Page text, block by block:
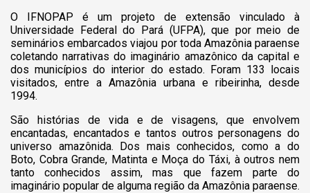
O IFNOPAP é um projeto de extensão vinculado à
Universidade Federal do Pará (UFPA), que por meio de
seminários embarcados viajou por toda Amazônia paraense
coletando narrativas do imaginário amazônico da capital e
dos municípios do interior do estado. Foram 133 locais
visitados, entre a Amazônia urbana e ribeirinha, desde
1994.
São histórias de vida e de visagens, que envolvem
encantadas, encantados e tantos outros personagens do
universo amazônida. Dos mais conhecidos, como a do
Boto, Cobra Grande, Matinta e Moça do Táxi, à outros nem
tanto conhecidos assim, mas que fazem parte do
imaginário popular de alguma região da Amazônia paraense.